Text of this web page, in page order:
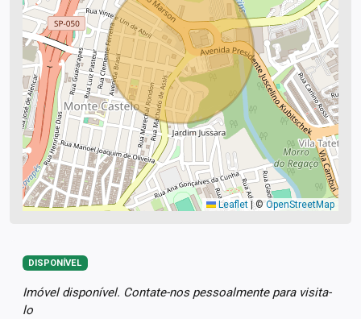
Leaflet |© OpenStreetMap
DISPONÍVEL
Imóvel disponível. Contate-nos pessoalmente para visita-
lo